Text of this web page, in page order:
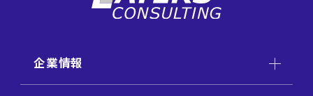
企業情報